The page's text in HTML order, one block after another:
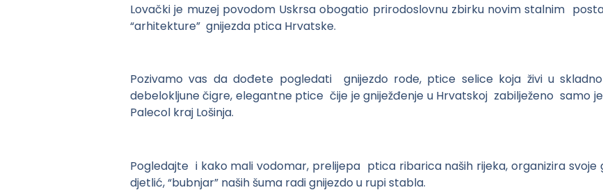
Lovački je muzej povodom Uskrsa obogatio prirodoslovnu zbirku novim stalnim
“arhitekture” gnijezda ptica Hrvatske.
Pozivamo vas da dođete pogledati gnijezdo rode, ptice selice koja živi u
debelokljune čigre, elegantne ptice čije je gniježđenje u Hrvatskoj zabilježeno samo
Palecol kraj Lošinja.
Pogledajte i kako mali vodomar, prelijepa ptica ribarica naših rijeka, organizira svoje
djetlić, “bubnjar” naših šuma radi gnijezdo u rupi stabla.